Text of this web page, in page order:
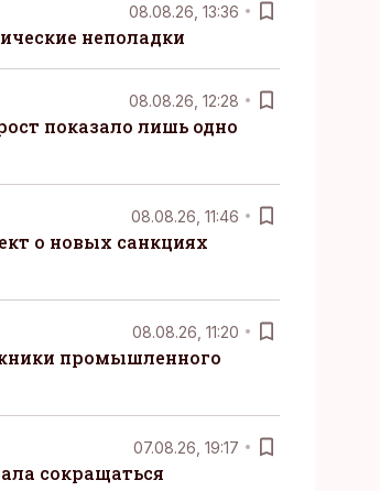
08.08.26, 13:36
неполадки
08.08.26, 12:28
показало лишь одно
08.08.26, 11:46
о новых санкциях
08.08.26, 11:20
промышленного
07.08.26, 19:17
сокращаться